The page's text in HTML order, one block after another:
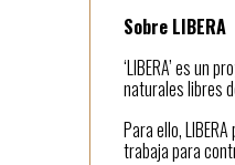
Sobre LIBERA
‘LIBERA’ es un
naturales libres
Para ello,
trabaja para